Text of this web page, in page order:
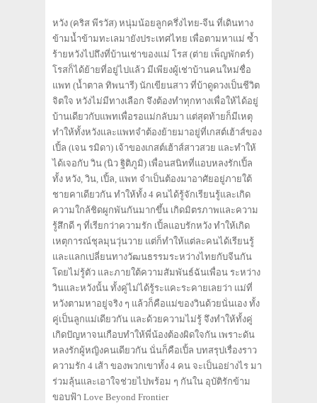
หวัง (คริส พีรวัส) หนุ่มน้อยลูกครึ่งไทย-จีน ที่เดินทาง
ข้ามน้ำข้ามทะเลมายังประเทศไทย เพื่อตามหาแม่ ซ้ำ
ร้ายหวังไปถึงที่บ้านเช่าของแม่ โรส (ต่าย เพ็ญพักตร์)
โรสก็ได้ย้ายที่อยู่ไปแล้ว มีเพียงผู้เช่าบ้านคนใหม่ชื่อ
แพท (น้ำตาล ทิพนารี) นักเขียนสาว ที่บ้าดูดวงเป็นชีวิต
จิตใจ หวังไม่มีทางเลือก จึงต้องทำทุกทางเพื่อให้ได้อยู่
บ้านเดียวกับแพทเพื่อรอแม่กลับมา แต่สุดท้ายก็มีเหตุ
ทำให้ทั้งหวังและแพทจำต้องย้ายมาอยู่ที่เกสต์เฮ้าส์ของ
เปิ้ล (เจน รมิดา) เจ้าของเกสต์เฮ้าส์สาวสวย และทำให้
ได้เจอกับ วิน (นิว ฐิติภูมิ) เพื่อนสนิทที่แอบหลงรักเปิ้ล
ทั้ง หวัง, วิน, เปิ้ล, แพท จำเป็นต้องมาอาศัยอยู่ภายใต้
ชายคาเดียวกัน ทำให้ทั้ง 4 คนได้รู้จักเรียนรู้และเกิด
ความใกล้ชิดผูกพันกันมากขึ้น เกิดมิตรภาพและความ
รู้สึกดี ๆ ที่เรียกว่าความรัก เปิ้ลแอบรักหวัง ทำให้เกิด
เหตุการณ์ชุลมุนวุ่นวาย แต่ก็ทำให้แต่ละคนได้เรียนรู้
และแลกเปลี่ยนทางวัฒนธรรมระหว่างไทยกับจีนกัน
โดยไม่รู้ตัว และภายใต้ความสัมพันธ์ฉันเพื่อน ระหว่าง
วินและหวังนั้น ทั้งคู่ไม่ได้รู้ระแคะระคายเลยว่า แม่ที่
หวังตามหาอยู่จริง ๆ แล้วก็คือแม่ของวินด้วยนั่นเอง ทั้ง
คู่เป็นลูกแม่เดียวกัน และด้วยความไม่รู้ จึงทำให้ทั้งคู่
เกิดปัญหาจนเกือบทำให้พี่น้องต้องผิดใจกัน เพราะดัน
หลงรักผู้หญิงคนเดียวกัน นั่นก็คือเปิ้ล บทสรุปเรื่องราว
ความรัก 4 เส้า ของพวกเขาทั้ง 4 คน จะเป็นอย่างไร มา
ร่วมลุ้นและเอาใจช่วยไปพร้อม ๆ กันใน อุบัติรักข้าม
ขอบฟ้า Love Beyond Frontier